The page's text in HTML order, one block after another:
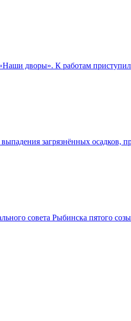
«Наши дворы». К работам
загрязнённых осадков,
совета Рыбинска пятого